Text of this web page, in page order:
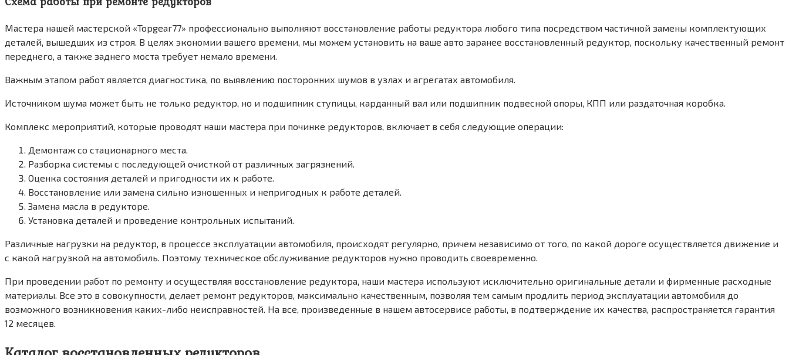
Мастера нашей мастерской «Topgear77» профессионально выполняют восстановление работы редуктора любого типа посредством частичной замены комплектующих
деталей, вышедших из строя. В целях экономии вашего времени, мы можем установить на ваше авто заранее восстановленный редуктор, поскольку качественный ремонт
переднего, а также заднего моста требует немало времени.
Важным этапом работ является диагностика, по выявлению посторонних шумов в узлах и агрегатах автомобиля.
Источником шума может быть не только редуктор, но и подшипник ступицы, карданный вал или подшипник подвесной опоры, КПП или раздаточная коробка.
Комплекс мероприятий, которые проводят наши мастера при починке редукторов, включает в себя следующие операции:
Демонтаж со стационарного места.
Разборка системы с последующей очисткой от различных загрязнений.
Оценка состояния деталей и пригодности их к работе.
Восстановление или замена сильно изношенных и непригодных к работе деталей.
Замена масла в редукторе.
Установка деталей и проведение контрольных испытаний.
Различные нагрузки на редуктор, в процессе эксплуатации автомобиля, происходят регулярно, причем независимо от того, по какой дороге осуществляется движение и
с какой нагрузкой на автомобиль. Поэтому техническое обслуживание редукторов нужно проводить своевременно.
При проведении работ по ремонту и осуществляя восстановление редуктора, наши мастера используют исключительно оригинальные детали и фирменные расходные
материалы. Все это в совокупности, делает ремонт редукторов, максимально качественным, позволяя тем самым продлить период эксплуатации автомобиля до
возможного возникновения каких-либо неисправностей. На все, произведенные в нашем автосервисе работы, в подтверждение их качества, распространяется гарантия
12 месяцев.